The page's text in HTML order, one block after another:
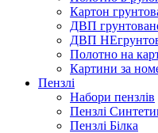
Картон
ДВП
ДВП
Полотно на
Картини за
Пензлі
Набори пензлів
Пензлі
Пензлі Білка